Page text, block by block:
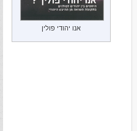
אנו יהודי פולין